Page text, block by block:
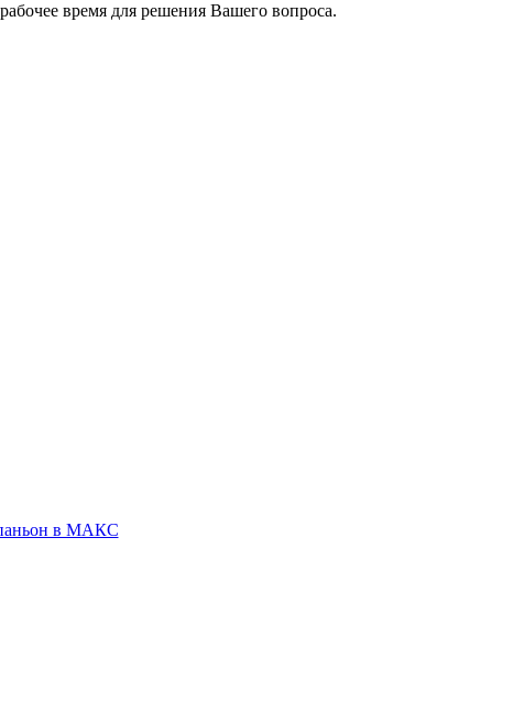
время для решения Вашего вопроса.